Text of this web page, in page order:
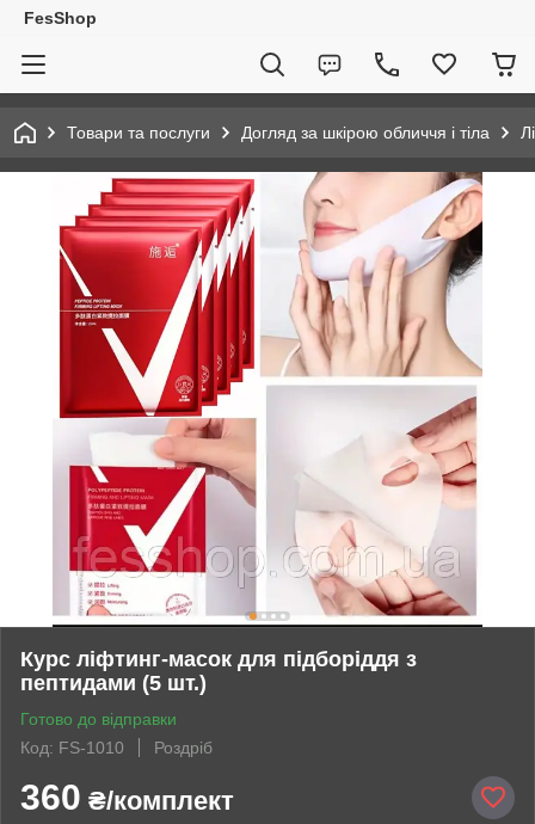
FesShop
Товари та послуги Догляд за шкірою обличчя і тіла
Курс ліфтинг-масок для підборіддя з
пептидами (5 шт.)
Готово до відправки
Код: FS-1010
Роздріб
360 ₴/комплект